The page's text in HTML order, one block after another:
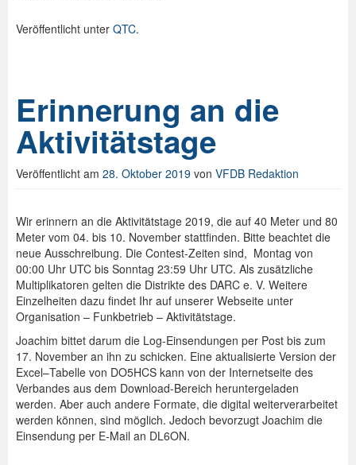
Veröffentlicht unter QTC.
Erinnerung an die
Aktivitätstage
Veröffentlicht am 28. Oktober 2019 von VFDB Redaktion
Wir erinnern an die Aktivitätstage 2019, die auf 40 Meter und 80
Meter vom 04. bis 10. November stattfinden. Bitte beachtet die
neue Ausschreibung. Die Contest-Zeiten sind, Montag von
00:00 Uhr UTC bis Sonntag 23:59 Uhr UTC. Als zusätzliche
Multiplikatoren gelten die Distrikte des DARC e. V. Weitere
Einzelheiten dazu findet Ihr auf unserer Webseite unter
Organisation – Funkbetrieb – Aktivitätstage.
Joachim bittet darum die Log-Einsendungen per Post bis zum
17. November an ihn zu schicken. Eine aktualisierte Version der
Excel–Tabelle von DO5HCS kann von der Internetseite des
Verbandes aus dem Download-Bereich heruntergeladen
werden. Aber auch andere Formate, die digital weiterverarbeitet
werden können, sind möglich. Jedoch bevorzugt Joachim die
Einsendung per E-Mail an DL6ON.